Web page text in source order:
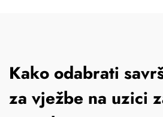
Kako odabrati
za vježbe na uzici